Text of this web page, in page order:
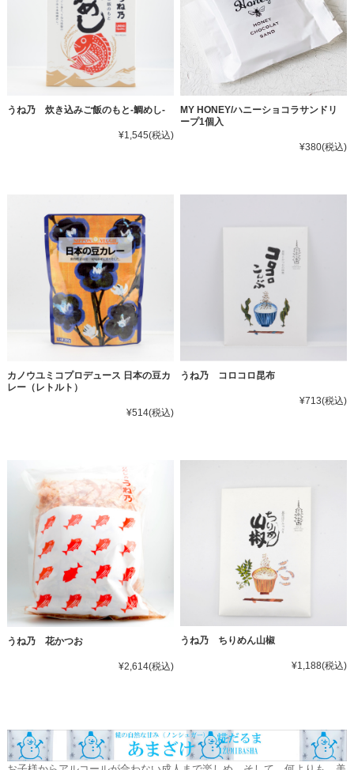
うね乃 炊き込みご飯のもと‐鯛めし‐
¥1,545(税込)
MY HONEY/ハニーショコラサンドリ
ープ1個入
¥380(税込)
カノウユミコプロデュース 日本の豆カ
レー（レトルト）
¥514(税込)
うね乃 コロコロ昆布
¥713(税込)
うね乃 花かつお
¥2,614(税込)
うね乃 ちりめん山椒
¥1,188(税込)